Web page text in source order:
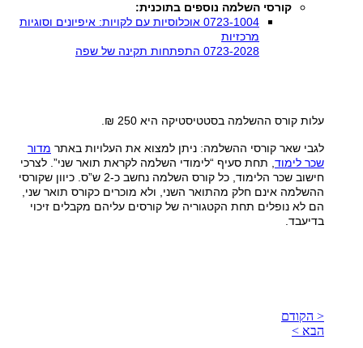
קורסי השלמה נוספים בתוכנית:
0723-1004 אוכלוסיות עם לקויות: איפיונים וסוגיות
מרכזיות
0723-2028 התפתחות תקינה של שפה
עלות קורס ההשלמה בסטטיסטיקה היא 250 ₪.
לגבי שאר קורסי ההשלמה: ניתן למצוא את העלויות באתר מדור
שכר לימוד , תחת סעיף “לימודי השלמה לקראת תואר שני”. לצרכי
חישוב שכר הלימוד, כל קורס השלמה נחשב כ-2 ש”ס. כיוון שקורסי
ההשלמה אינם חלק מהתואר השני, ולא מוכרים כקורס תואר שני,
הם לא נופלים תחת הקטגוריה של קורסים עליהם מקבלים זיכוי
בדיעבד.
< הקודם
הבא >